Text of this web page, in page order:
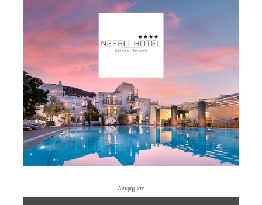
- Διαφήμιση -